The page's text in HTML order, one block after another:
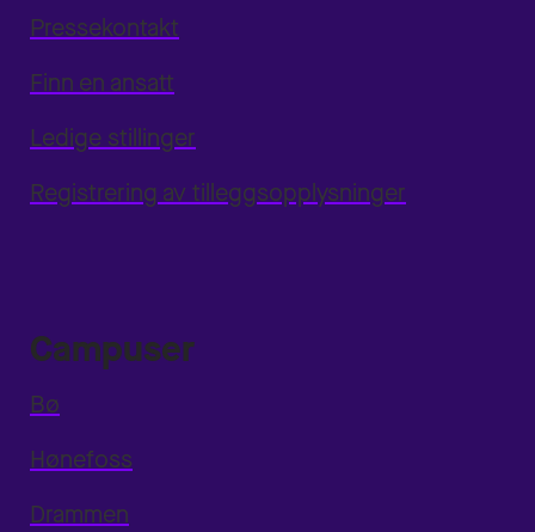
Pressekontakt
Finn en ansatt
Ledige stillinger
Registrering av tilleggsopplysninger
Campuser
Bø
Hønefoss
Drammen